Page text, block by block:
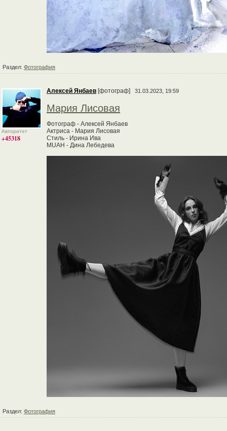
Раздел: Фотография
Авторитет
+45318
Алексей Янбаев [фотограф] 31.03.2023, 19:59
Мария Лисовая
Фотограф - Алексей Янбаев
Актриса - Мария Лисовая
Стиль - Ирина Ива
MUAH - Дина Лебедева
Раздел: Фотография